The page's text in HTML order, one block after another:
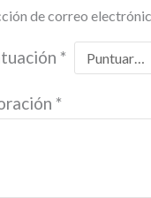
de correo
*
*